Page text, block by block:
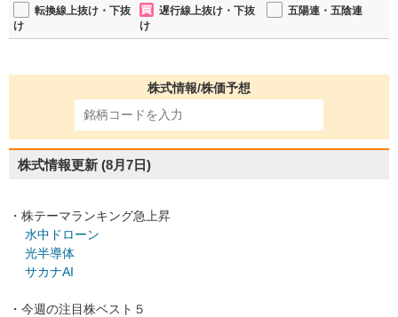
転換線上抜け・下抜
け
遅行線上抜け・下抜
け
五陽連・五陰連
株式情報/株価予想
株式情報更新 (8月7日)
・株テーマランキング急上昇
水中ドローン
光半導体
サカナAI
・今週の注目株ベスト５